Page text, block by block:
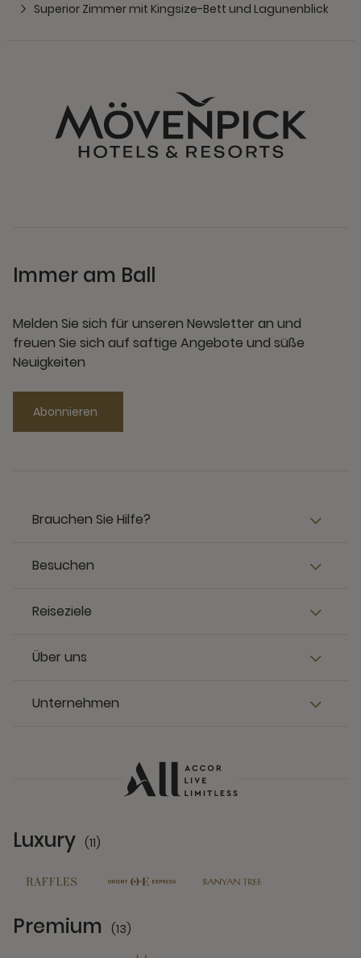
Superior Zimmer mit Kingsize-Bett und Lagunenblick
Immer am Ball
Melden Sie sich für unseren Newsletter an und
freuen Sie sich auf saftige Angebote und süße
Neuigkeiten
Abonnieren
Brauchen Sie Hilfe?
Besuchen
Reiseziele
Über uns
Unternehmen
Luxury (11)
Premium (13)